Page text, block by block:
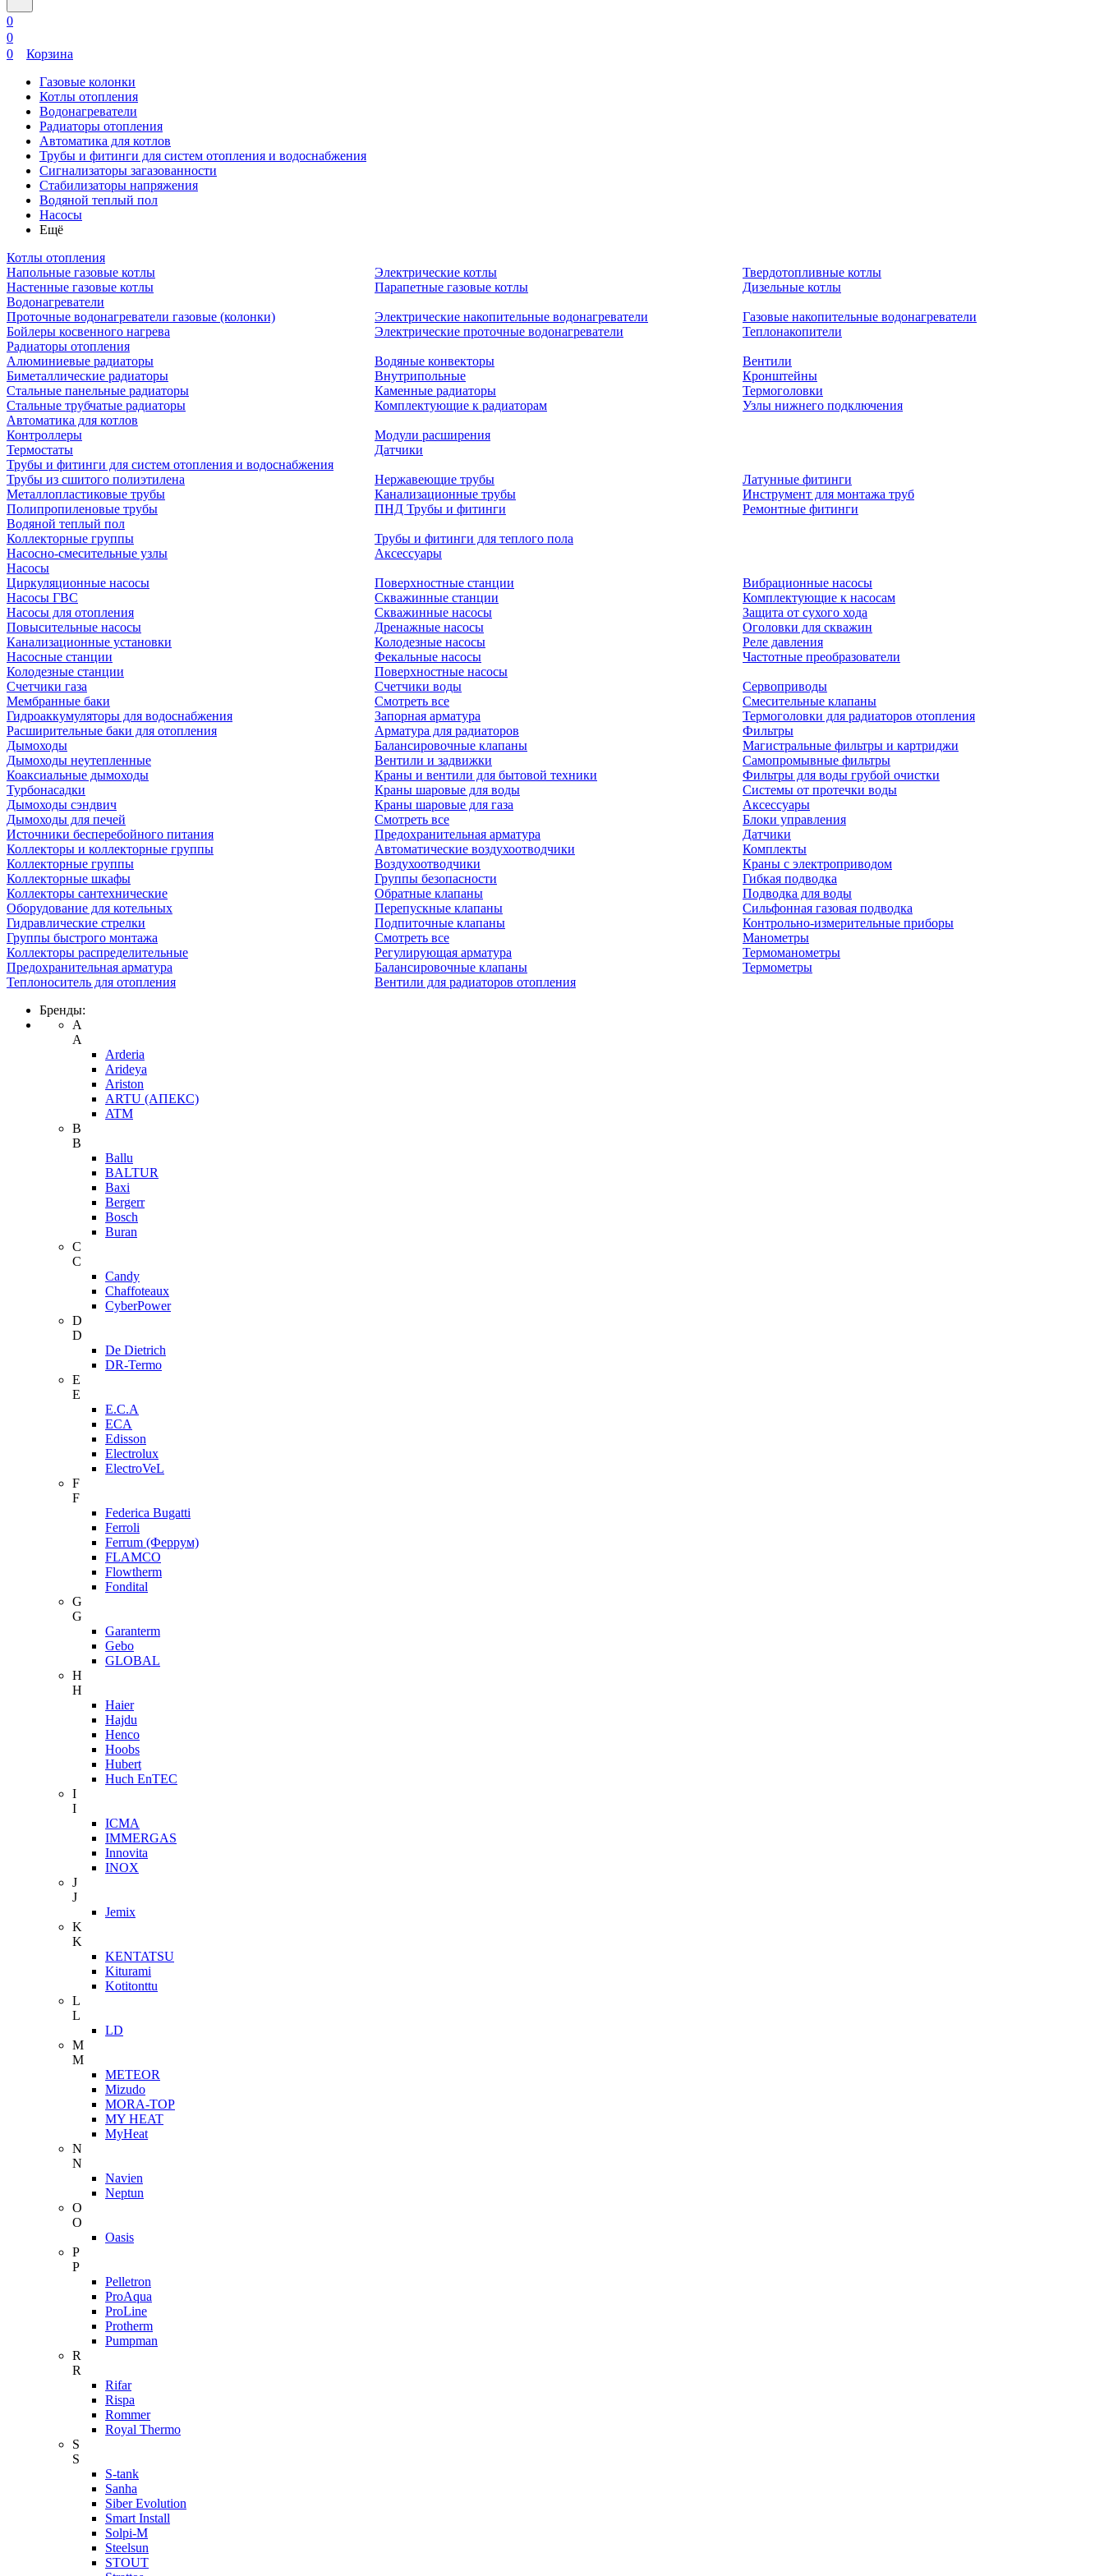
0
0
0
Корзина
Газовые колонки
Котлы отопления
Водонагреватели
Радиаторы отопления
Автоматика для котлов
Трубы и фитинги для систем отопления и водоснабжения
Сигнализаторы загазованности
Стабилизаторы напряжения
Водяной теплый пол
Насосы
Ещё
Котлы отопления
Напольные газовые котлы
Настенные газовые котлы
Электрические котлы
Парапетные газовые котлы
Твердотопливные котлы
Дизельные котлы
Водонагреватели
Проточные водонагреватели газовые (колонки)
Бойлеры косвенного нагрева
Электрические накопительные водонагреватели
Электрические проточные водонагреватели
Газовые накопительные водонагреватели
Теплонакопители
Радиаторы отопления
Алюминиевые радиаторы
Биметаллические радиаторы
Стальные панельные радиаторы
Стальные трубчатые радиаторы
Водяные конвекторы
Внутрипольные
Каменные радиаторы
Комплектующие к радиаторам
Вентили
Кронштейны
Термоголовки
Узлы нижнего подключения
Автоматика для котлов
Контроллеры
Термостаты
Модули расширения
Датчики
Трубы и фитинги для систем отопления и водоснабжения
Трубы из сшитого полиэтилена
Металлопластиковые трубы
Полипропиленовые трубы
Нержавеющие трубы
Канализационные трубы
ПНД Трубы и фитинги
Латунные фитинги
Инструмент для монтажа труб
Ремонтные фитинги
Водяной теплый пол
Коллекторные группы
Насосно-смесительные узлы
Трубы и фитинги для теплого пола
Аксессуары
Насосы
Циркуляционные насосы
Насосы ГВС
Насосы для отопления
Повысительные насосы
Канализационные установки
Насосные станции
Колодезные станции
Поверхностные станции
Скважинные станции
Скважинные насосы
Дренажные насосы
Колодезные насосы
Фекальные насосы
Поверхностные насосы
Вибрационные насосы
Комплектующие к насосам
Защита от сухого хода
Оголовки для скважин
Реле давления
Частотные преобразователи
Счетчики газа
Мембранные баки
Гидроаккумуляторы для водоснабжения
Расширительные баки для отопления
Дымоходы
Дымоходы неутепленные
Коаксиальные дымоходы
Турбонасадки
Дымоходы сэндвич
Дымоходы для печей
Источники бесперебойного питания
Коллекторы и коллекторные группы
Коллекторные группы
Коллекторные шкафы
Коллекторы сантехнические
Оборудование для котельных
Гидравлические стрелки
Группы быстрого монтажа
Коллекторы распределительные
Предохранительная арматура
Теплоноситель для отопления
Счетчики воды
Смотреть все
Запорная арматура
Арматура для радиаторов
Балансировочные клапаны
Вентили и задвижки
Краны и вентили для бытовой техники
Краны шаровые для воды
Краны шаровые для газа
Смотреть все
Предохранительная арматура
Автоматические воздухоотводчики
Воздухоотводчики
Группы безопасности
Обратные клапаны
Перепускные клапаны
Подпиточные клапаны
Смотреть все
Регулирующая арматура
Балансировочные клапаны
Вентили для радиаторов отопления
Сервоприводы
Смесительные клапаны
Термоголовки для радиаторов отопления
Фильтры
Магистральные фильтры и картриджи
Самопромывные фильтры
Фильтры для воды грубой очистки
Системы от протечки воды
Аксессуары
Блоки управления
Датчики
Комплекты
Краны с электроприводом
Гибкая подводка
Подводка для воды
Сильфонная газовая подводка
Контрольно-измерительные приборы
Манометры
Термоманометры
Термометры
Бренды:
A
A
Arderia
Arideya
Ariston
ARTU (АПЕКС)
ATM
B
B
Ballu
BALTUR
Baxi
Bergerr
Bosch
Buran
C
C
Candy
Chaffoteaux
CyberPower
D
D
De Dietrich
DR-Termo
E
E
E.C.A
ECA
Edisson
Electrolux
ElectroVeL
F
F
Federica Bugatti
Ferroli
Ferrum (Феррум)
FLAMCO
Flowtherm
Fondital
G
G
Garanterm
Gebo
GLOBAL
H
H
Haier
Hajdu
Henco
Hoobs
Hubert
Huch EnTEC
I
I
ICMA
IMMERGAS
Innovita
INOX
J
J
Jemix
K
K
KENTATSU
Kiturami
Kotitonttu
L
L
LD
M
M
METEOR
Mizudo
MORA-TOP
MY HEAT
MyHeat
N
N
Navien
Neptun
O
O
Oasis
P
P
Pelletron
ProAqua
ProLine
Protherm
Pumpman
R
R
Rifar
Rispa
Rommer
Royal Thermo
S
S
S-tank
Sanha
Siber Evolution
Smart Install
Solpi-M
Steelsun
STOUT